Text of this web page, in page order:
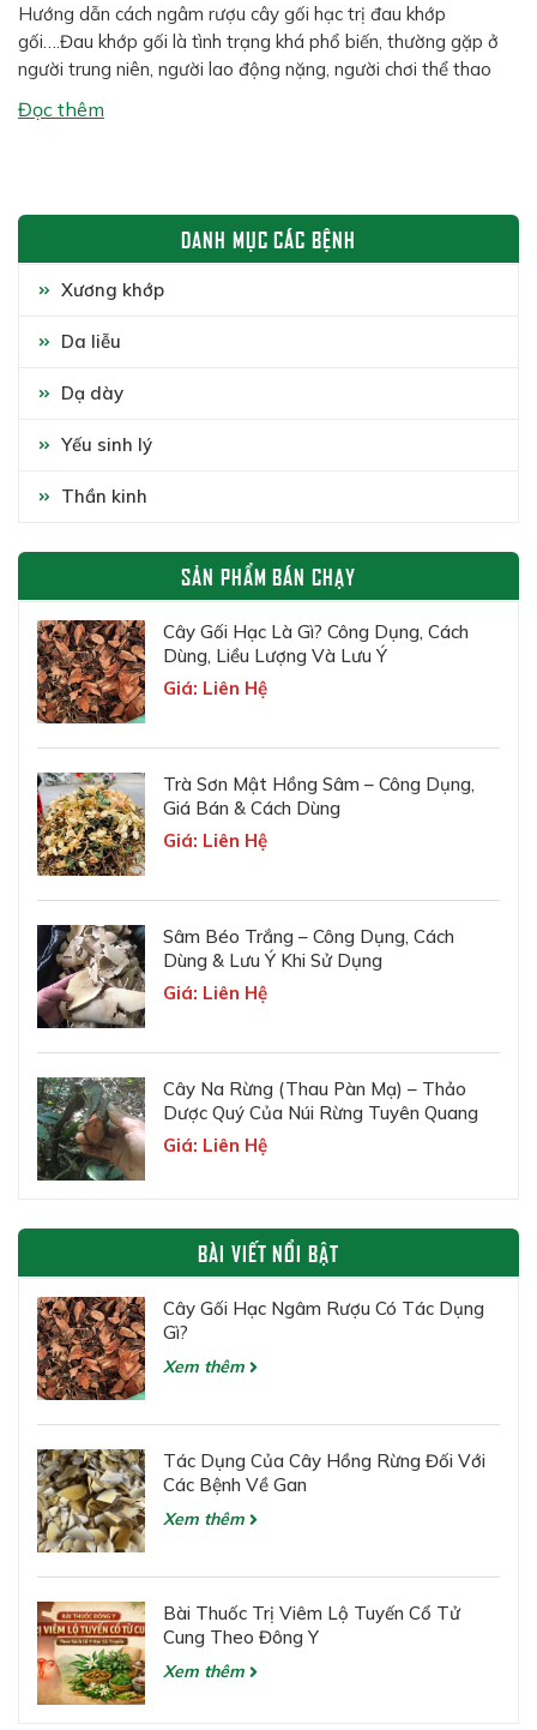
Hướng dẫn cách ngâm rượu cây gối hạc trị đau khớp
gối….Đau khớp gối là tình trạng khá phổ biến, thường gặp ở
người trung niên, người lao động nặng, người chơi thể thao
hoặc người có tiền sử thoái hóa xương khớp. Bên cạnh các
phương pháp hiện đại, nhiều người vẫn tin dùng […]
Đọc thêm
DANH MỤC CÁC BỆNH
Xương khớp
Da liễu
Dạ dày
Yếu sinh lý
Thần kinh
SẢN PHẨM BÁN CHẠY
Cây Gối Hạc Là Gì? Công Dụng, Cách
Dùng, Liều Lượng Và Lưu Ý
Giá: Liên Hệ
Trà Sơn Mật Hồng Sâm – Công Dụng,
Giá Bán & Cách Dùng
Giá: Liên Hệ
Sâm Béo Trắng – Công Dụng, Cách
Dùng & Lưu Ý Khi Sử Dụng
Giá: Liên Hệ
Cây Na Rừng (Thau Pàn Mạ) – Thảo
Dược Quý Của Núi Rừng Tuyên Quang
Giá: Liên Hệ
BÀI VIẾT NỔI BẬT
Cây Gối Hạc Ngâm Rượu Có Tác Dụng
Gì?
Xem thêm
Tác Dụng Của Cây Hồng Rừng Đối Với
Các Bệnh Về Gan
Xem thêm
Bài Thuốc Trị Viêm Lộ Tuyến Cổ Tử
Cung Theo Đông Y
Xem thêm